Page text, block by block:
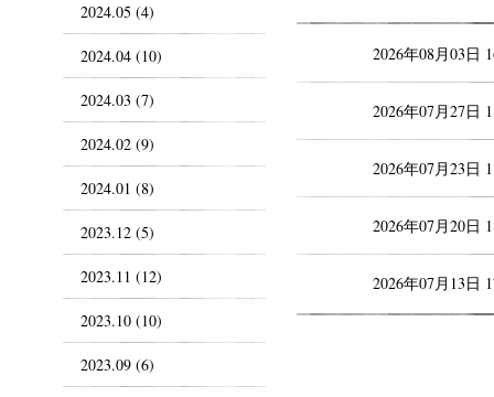
2026年08月03日
2026年07月27日
2026年07月23日
2026年07月20日
2026年07月13日
2024.05 (4)
2024.04 (10)
2024.03 (7)
2024.02 (9)
2024.01 (8)
2023.12 (5)
2023.11 (12)
2023.10 (10)
2023.09 (6)